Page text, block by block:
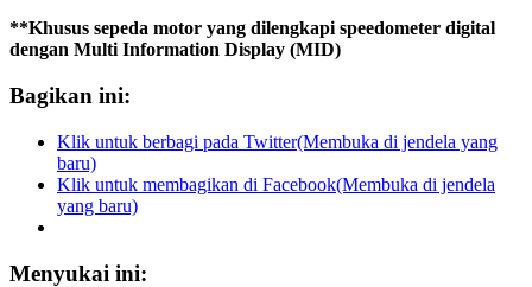
**Khusus sepeda motor yang dilengkapi speedometer digital
dengan Multi Information Display (MID)
Bagikan ini:
Klik untuk berbagi pada Twitter(Membuka di jendela yang
baru)
Klik untuk membagikan di Facebook(Membuka di jendela
yang baru)
Menyukai ini: